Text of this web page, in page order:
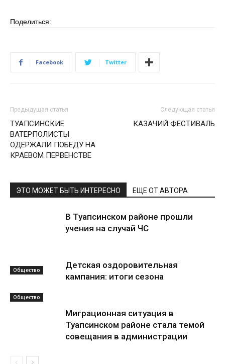
Поделиться:
Facebook Twitter
Предыдущая статья
ТУАПСИНСКИЕ
ВАТЕРПОЛИСТЫ
ОДЕРЖАЛИ ПОБЕДУ НА
КРАЕВОМ ПЕРВЕНСТВЕ
Следующая статья
КАЗАЧИЙ ФЕСТИВАЛЬ
ЭТО МОЖЕТ БЫТЬ ИНТЕРЕСНО ЕЩЕ ОТ АВТОРА
Общество
В Туапсинском районе прошли
учения на случай ЧС
Общество
Детская оздоровительная
кампания: итоги сезона
Миграционная ситуация в
Туапсинском районе стала темой
совещания в администрации